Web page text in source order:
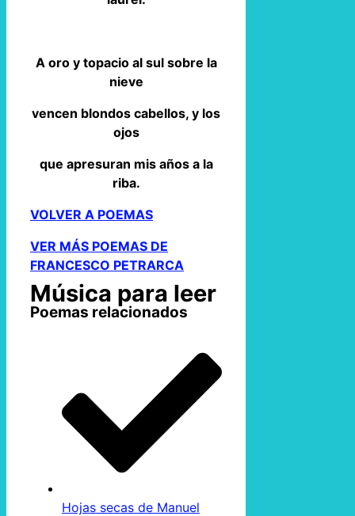
A oro y topacio al sul sobre la
nieve
vencen blondos cabellos, y los
ojos
que apresuran mis años a la
riba.
VOLVER A POEMAS
VER MÁS POEMAS DE
FRANCESCO PETRARCA
Música para leer
Poemas relacionados
Hojas secas de Manuel